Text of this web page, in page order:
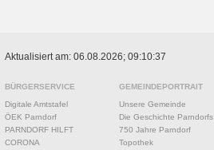
Aktualisiert am: 06.08.2026; 09:10:37
BÜRGERSERVICE
Digitale Amtstafel
ÖEK Parndorf
PARNDORF HILFT
CORONA
GEMEINDEPORTRAIT
Unsere Gemeinde
Die Geschichte Parndorfs
750 Jahre Parndorf
Topothek